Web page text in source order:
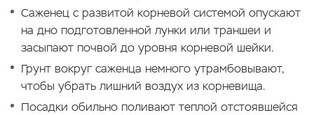
Саженец с развитой корневой системой опускают
на дно подготовленной лунки или траншеи и
засыпают почвой до уровня корневой шейки.
Грунт вокруг саженца немного утрамбовывают,
чтобы убрать лишний воздух из корневища.
Посадки обильно поливают теплой отстоявшейся